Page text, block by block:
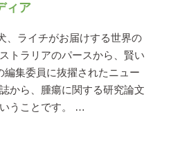
ィア
、ライチがお届けする世界の
トラリアのパースから、賢い
編集委員に抜擢されたニュー
から、腫瘍に関する研究論文
うことです。 …